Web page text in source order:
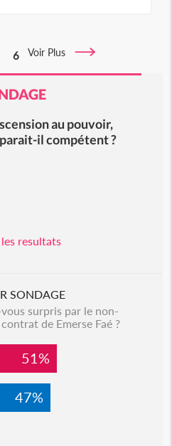
6 Voir Plus
au pouvoir,
il compétent ?
resultats
SONDAGE
surpris par le non-
de Emerse Faé ?
51%
47%